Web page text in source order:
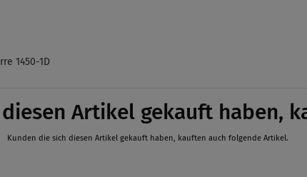
1450-1D
Artikel gekauft haben,
Kunden die sich diesen Artikel gekauft haben, kauften auch folgende Artikel.